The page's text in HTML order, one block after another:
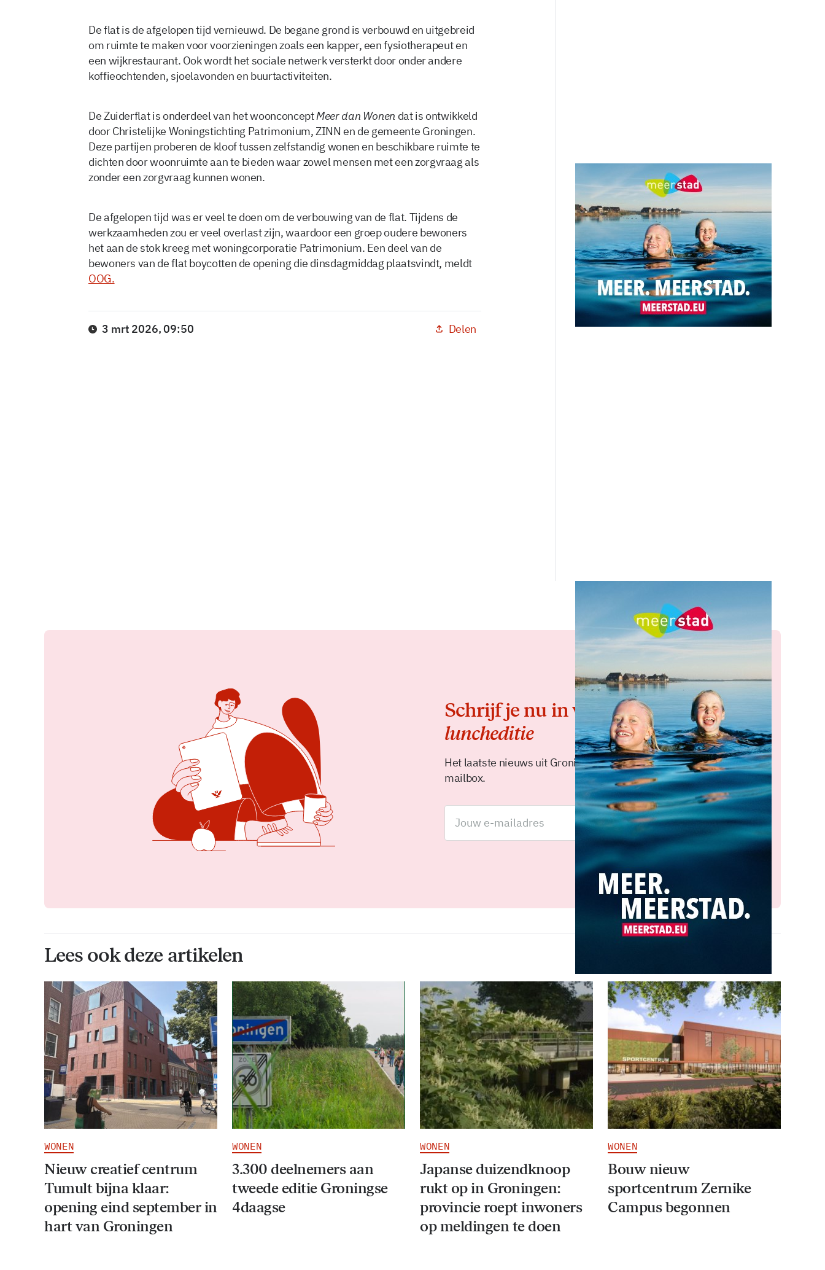
De flat is de afgelopen tijd vernieuwd. De begane grond is verbouwd en uitgebreid
om ruimte te maken voor voorzieningen zoals een kapper, een fysiotherapeut en
een wijkrestaurant. Ook wordt het sociale netwerk versterkt door onder andere
koffieochtenden, sjoelavonden en buurtactiviteiten.
De Zuiderflat is onderdeel van het woonconceptMeer dan Wonen dat is ontwikkeld
door Christelijke Woningstichting Patrimonium, ZINN en de gemeente Groningen.
Deze partijen proberen de kloof tussen zelfstandig wonen en beschikbare ruimte te
dichten door woonruimte aan te bieden waar zowel mensen met een zorgvraag als
zonder een zorgvraag kunnen wonen.
De afgelopen tijd was er veel te doen om de verbouwing van de flat. Tijdens de
werkzaamheden zou er veel overlast zijn, waardoor een groep oudere bewoners
het aan de stok kreeg met woningcorporatie Patrimonium. Een deel van de
bewoners van de flat boycotten de opening die dinsdagmiddag plaatsvindt, meldt
OOG.
3 mrt 2026, 09:50 Delen
Schrijf je nu in voor de
luncheditie
Het laatste nieuws uit Groningen elke middag in je
mailbox.
Meld je aan
Lees ook deze artikelen
WONEN
Nieuw creatief centrum
Tumult bijna klaar:
opening eind september in
hart van Groningen
WONEN
3.300 deelnemers aan
tweede editie Groningse
4daagse
WONEN
Japanse duizendknoop
rukt op in Groningen:
provincie roept inwoners
op meldingen te doen
WONEN
Bouw nieuw
sportcentrum Zernike
Campus begonnen